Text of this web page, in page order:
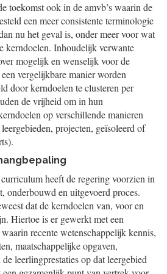
toekomst ook in de amvb’s waarin de
een meer consistente terminologie
nu het geval is, onder meer voor wat
kerndoelen. Inhoudelijk verwante
mogelijk en wenselijk voor de
vergelijkbare manier worden
door kerndoelen te clusteren per
de vrijheid om in hun
op verschillende manieren
projecten, geïsoleerd of
heeft de regering voorzien in
onderbouwd en uitgevoerd proces.
dat de kerndoelen van, voor en
Hiertoe is er gewerkt met een
recente wetenschappelijk kennis,
maatschappelijke opgaven,
leerlingprestaties op dat leergebied